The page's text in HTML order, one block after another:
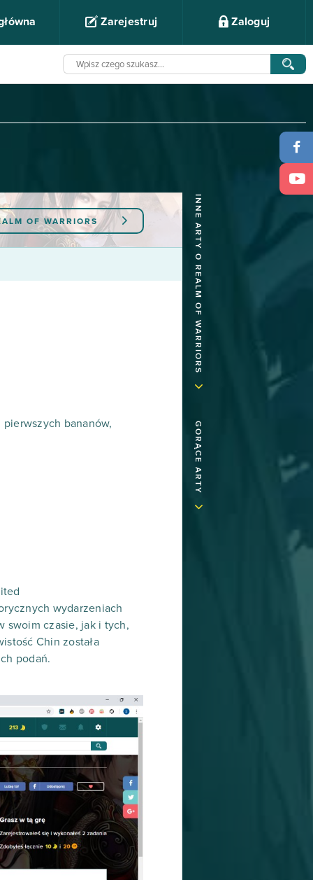
Zarejestruj Zaloguj
INNE ARTY O REALM OF WARRIORS
GORĄCE ARTY
OF WARRIORS
bananów,
wydarzeniach
swoim czasie, jak i tych,
Chin została
podań.